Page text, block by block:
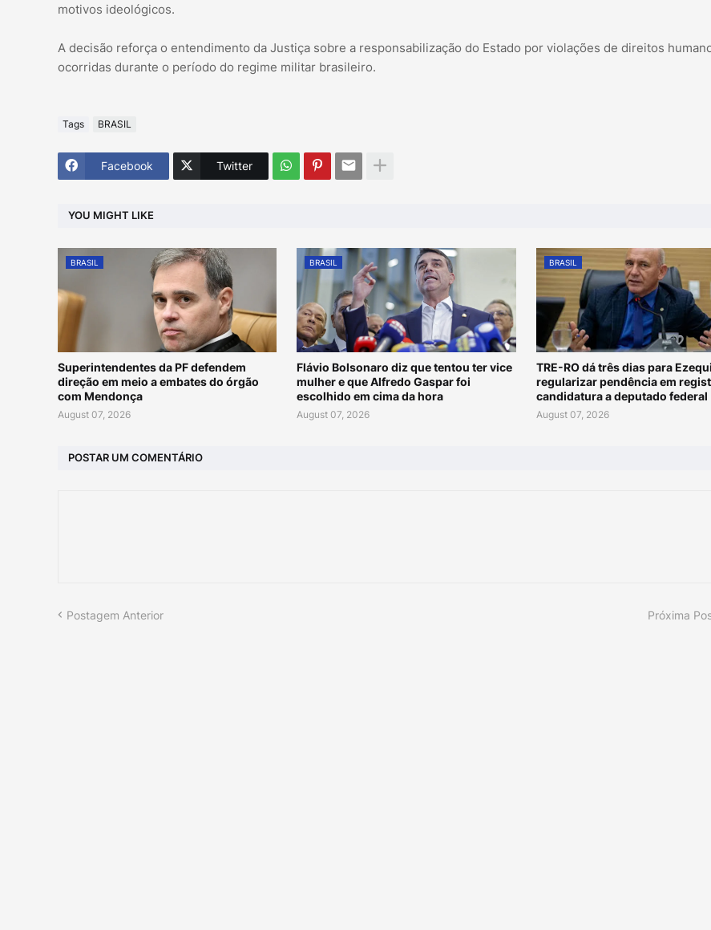
motivos ideológicos.
A decisão reforça o entendimento da Justiça sobre a responsabilização do Estado por violações de direitos
ocorridas durante o período do regime militar brasileiro.
Tags BRASIL
Facebook Twitter
YOU MIGHT LIKE
BRASIL
Superintendentes da PF defendem
direção em meio a embates do órgão
com Mendonça
August 07, 2026
BRASIL
Flávio Bolsonaro diz que tentou ter vice
mulher e que Alfredo Gaspar foi
escolhido em cima da hora
August 07, 2026
BRASIL
TRE-RO dá três dias para
regularizar pendência em
candidatura a deputado federal
August 07, 2026
POSTAR UM COMENTÁRIO
Postagem Anterior Próxima